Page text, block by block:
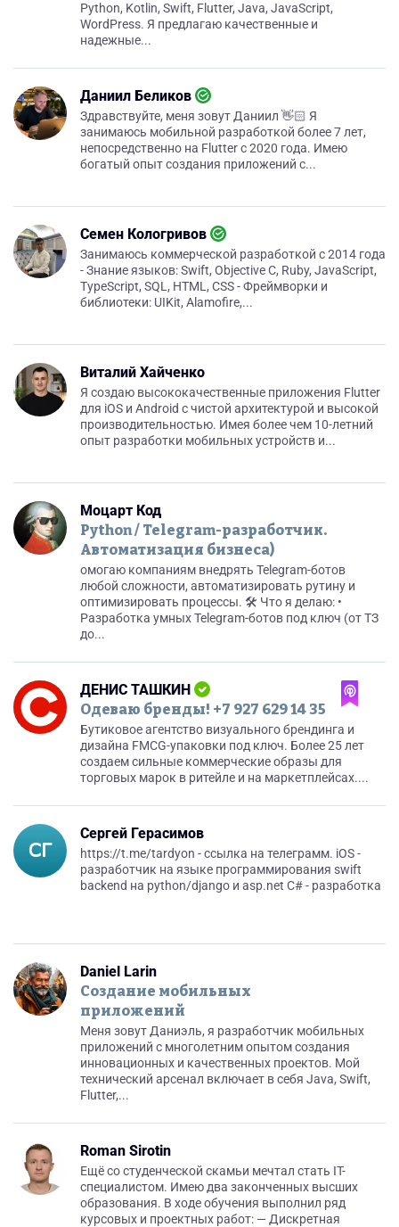
Python, Kotlin, Swift, Flutter, Java, JavaScript,
WordPress. Я предлагаю качественные и
надежные...
Даниил Беликов
Здравствуйте, меня зовут Даниил 👋🏻 Я
занимаюсь мобильной разработкой более 7 лет,
непосредственно на Flutter с 2020 года. Имею
богатый опыт создания приложений с...
Семен Кологривов
Занимаюсь коммерческой разработкой с 2014 года
- Знание языков: Swift, Objective C, Ruby, JavaScript,
TypeScript, SQL, HTML, CSS - Фреймворки и
библиотеки: UIKit, Alamofire,...
Виталий Хайченко
Я создаю высококачественные приложения Flutter
для iOS и Android с чистой архитектурой и высокой
производительностью. Имея более чем 10-летний
опыт разработки мобильных устройств и...
Моцарт Код
Python / Telegram-разработчик.
Автоматизация бизнеса)
омогаю компаниям внедрять Telegram-ботов
любой сложности, автоматизировать рутину и
оптимизировать процессы. 🛠 Что я делаю: •
Разработка умных Telegram-ботов под ключ (от ТЗ
до...
ДЕНИС ТАШКИН
Одеваю бренды! +7 927 629 14 35
Бутиковое агентство визуального брендинга и
дизайна FMCG-упаковки под ключ. Более 25 лет
создаем сильные коммерческие образы для
торговых марок в ритейле и на маркетплейсах....
Сергей Герасимов
https://t.me/tardyon - ссылка на телеграмм. iOS -
разработчик на языке программирования swift
backend на python/django и asp.net C# - разработка
Daniel Larin
Создание мобильных
приложений
Меня зовут Даниэль, я разработчик мобильных
приложений с многолетним опытом создания
инновационных и качественных проектов. Мой
технический арсенал включает в себя Java, Swift,
Flutter,...
Roman Sirotin
Ещё со студенческой скамьи мечтал стать IT-
специалистом. Имею два законченных высших
образования. В ходе обучения выполнил ряд
курсовых и проектных работ: — Дискретная